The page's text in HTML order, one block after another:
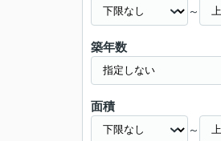
～
築年数
面積
～